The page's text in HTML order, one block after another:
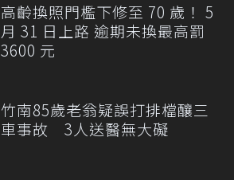
高齡換照門檻下修至 70 歲！ 5
月 31 日上路 逾期未換最高罰
3600 元
竹南85歲老翁疑誤打排檔釀三
車事故 3人送醫無大礙